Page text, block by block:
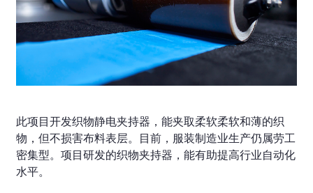
此项目开发织物静电夹持器，能夹取柔软柔软和薄的织
物，但不损害布料表层。目前，服装制造业生产仍属劳工
密集型。项目研发的织物夹持器，能有助提高行业自动化
水平。